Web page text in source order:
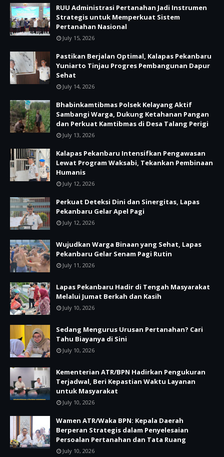
RUU Administrasi Pertanahan Jadi Instrumen
Strategis untuk Memperkuat Sistem
Pertanahan Nasional
July 15, 2026
Pastikan Berjalan Optimal, Kalapas Pekanbaru
Yuniarto Tinjau Progres Pembangunan Dapur
Sehat
July 14, 2026
Bhabinkamtibmas Polsek Kelayang Aktif
Sambangi Warga, Dukung Ketahanan Pangan
dan Perkuat Kamtibmas di Desa Talang Perigi
July 13, 2026
Kalapas Pekanbaru Intensifkan Pengawasan
Lewat Program Waksabi, Tekankan Pembinaan
Humanis
July 12, 2026
Perkuat Deteksi Dini dan Sinergitas, Lapas
Pekanbaru Gelar Apel Pagi
July 12, 2026
Wujudkan Warga Binaan yang Sehat, Lapas
Pekanbaru Gelar Senam Pagi Rutin
July 11, 2026
Lapas Pekanbaru Hadir di Tengah Masyarakat
Melalui Jumat Berkah dan Kasih
July 10, 2026
Sedang Mengurus Urusan Pertanahan? Cari
Tahu Biayanya di Sini
July 10, 2026
Kementerian ATR/BPN Hadirkan Pengukuran
Terjadwal, Beri Kepastian Waktu Layanan
untuk Masyarakat
July 10, 2026
Wamen ATR/Waka BPN: Kepala Daerah
Berperan Strategis dalam Penyelesaian
Persoalan Pertanahan dan Tata Ruang
July 10, 2026